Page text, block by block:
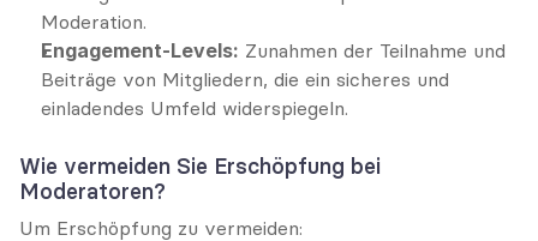
Moderation.
Engagement-Levels: Zunahmen der Teilnahme und
Beiträge von Mitgliedern, die ein sicheres und
einladendes Umfeld widerspiegeln.
Wie vermeiden Sie Erschöpfung bei
Moderatoren?
Um Erschöpfung zu vermeiden: